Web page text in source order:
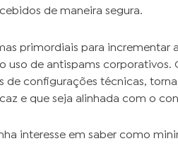
de maneira segura.
primordiais para incrementar
uso de antispams corporativos.
de configurações técnicas,
e que seja alinhada com o
interesse em saber como